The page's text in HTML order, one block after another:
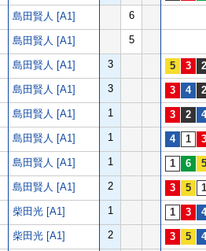
島田賢人 [A1] 6
島田賢人 [A1] 5
島田賢人 [A1] 3
島田賢人 [A1] 3
島田賢人 [A1] 1
島田賢人 [A1] 1
島田賢人 [A1] 1
島田賢人 [A1] 2
柴田光 [A1] 1
柴田光 [A1] 2